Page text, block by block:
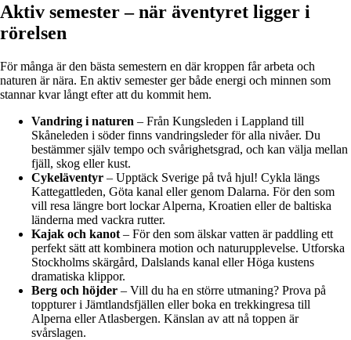
Aktiv semester – när äventyret ligger i
rörelsen
För många är den bästa semestern en där kroppen får arbeta och
naturen är nära. En aktiv semester ger både energi och minnen som
stannar kvar långt efter att du kommit hem.
Vandring i naturen – Från Kungsleden i Lappland till
Skåneleden i söder finns vandringsleder för alla nivåer. Du
bestämmer själv tempo och svårighetsgrad, och kan välja mellan
fjäll, skog eller kust.
Cykeläventyr – Upptäck Sverige på två hjul! Cykla längs
Kattegattleden, Göta kanal eller genom Dalarna. För den som
vill resa längre bort lockar Alperna, Kroatien eller de baltiska
länderna med vackra rutter.
Kajak och kanot – För den som älskar vatten är paddling ett
perfekt sätt att kombinera motion och naturupplevelse. Utforska
Stockholms skärgård, Dalslands kanal eller Höga kustens
dramatiska klippor.
Berg och höjder – Vill du ha en större utmaning? Prova på
toppturer i Jämtlandsfjällen eller boka en trekkingresa till
Alperna eller Atlasbergen. Känslan av att nå toppen är
svårslagen.